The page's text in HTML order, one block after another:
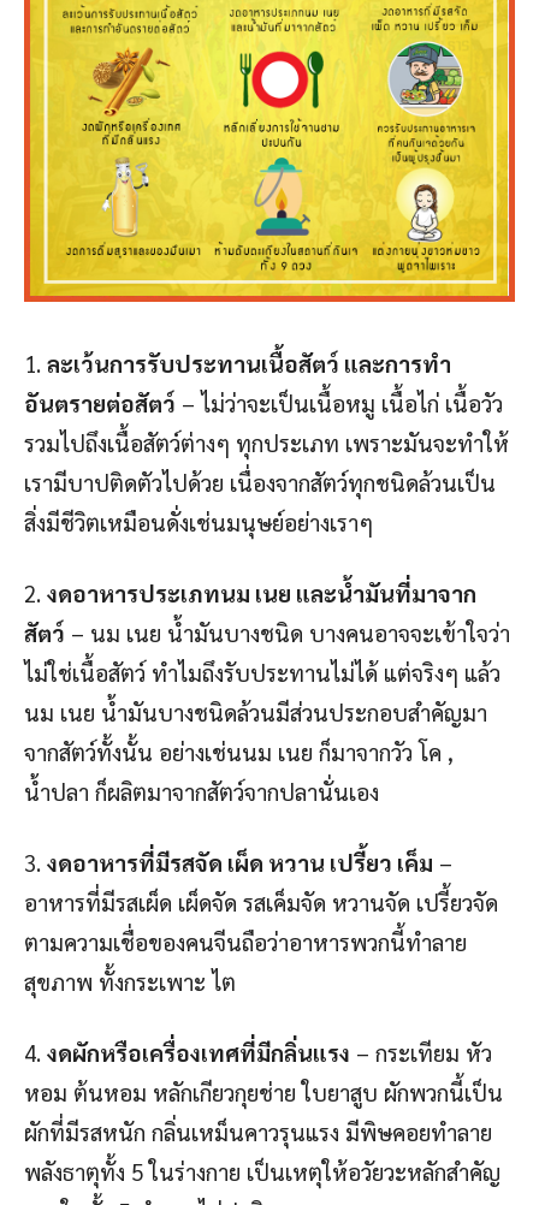
1. ละเว้นการรับประทานเนื้อสัตว์ และการทำ
อันตรายต่อสัตว์ – ไม่ว่าจะเป็นเนื้อหมู เนื้อไก่ เนื้อวัว
รวมไปถึงเนื้อสัตว์ต่างๆ ทุกประเภท เพราะมันจะทำให้
เรามีบาปติดตัวไปด้วย เนื่องจากสัตว์ทุกชนิดล้วนเป็น
สิ่งมีชีวิตเหมือนดั่งเช่นมนุษย์อย่างเราๆ
2. งดอาหารประเภทนม เนย และน้ำมันที่มาจาก
สัตว์ – นม เนย น้ำมันบางชนิด บางคนอาจจะเข้าใจว่า
ไม่ใช่เนื้อสัตว์ ทำไมถึงรับประทานไม่ได้ แต่จริงๆ แล้ว
นม เนย น้ำมันบางชนิดล้วนมีส่วนประกอบสำคัญมา
จากสัตว์ทั้งนั้น อย่างเช่นนม เนย ก็มาจากวัว โค ,
น้ำปลา ก็ผลิตมาจากสัตว์จากปลานั่นเอง
3. งดอาหารที่มีรสจัด เผ็ด หวาน เปรี้ยว เค็ม –
อาหารที่มีรสเผ็ด เผ็ดจัด รสเค็มจัด หวานจัด เปรี้ยวจัด
ตามความเชื่อของคนจีนถือว่าอาหารพวกนี้ทำลาย
สุขภาพ ทั้งกระเพาะ ไต
4. งดผักหรือเครื่องเทศที่มีกลิ่นแรง – กระเทียม หัว
หอม ต้นหอม หลักเกียวกุยช่าย ใบยาสูบ ผักพวกนี้เป็น
ผักที่มีรสหนัก กลิ่นเหม็นคาวรุนแรง มีพิษคอยทำลาย
พลังธาตุทั้ง 5 ในร่างกาย เป็นเหตุให้อวัยวะหลักสำคัญ